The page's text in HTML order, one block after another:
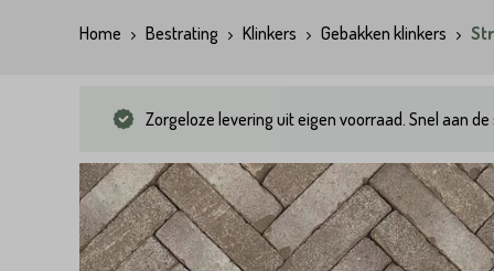
Keramische tuintegels
Flagstones
Zwembad randtegels
Klinkers
Kasseien
Kinderkoppen
Opsluitbanden
Vijverranden
Steenstrips
Siergrind
Benodigdheden
Vloertegels
Home Bestrating Klinkers Gebakken klinkers
Zorgeloze levering uit eigen voorraad. Snel aan de